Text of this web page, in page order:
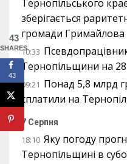
Тернопільського
зберігається
громади Гримайлова
10:33
Тернопільщини на
09:21 Понад 5,8 млрд
сплатили на
7 Серпня
18:10 Яку погоду
Тернопільщині в
43
SHARES
43